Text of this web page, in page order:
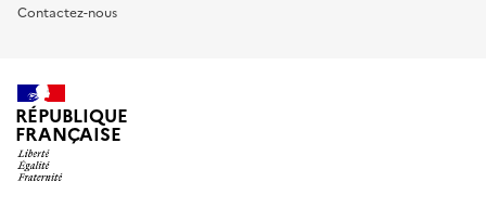
Contactez-nous
RÉPUBLIQUE
FRANÇAISE